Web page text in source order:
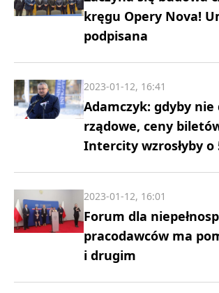
kręgu Opery Nova!
podpisana
Adamczyk: gdyby nie
rządowe, ceny
Intercity wzrosłyby o
2023-01-12, 16:41
Forum dla
pracodawców ma
i drugim
2023-01-12, 16:01